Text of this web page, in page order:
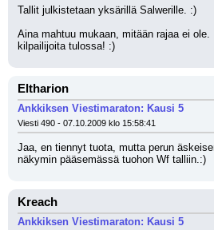
Tallit julkistetaan yksärillä Salwerille. :)
Aina mahtuu mukaan, mitään rajaa ei
kilpailijoita tulossa! :)
Eltharion
Ankkiksen Viestimaraton: Kausi 5
Viesti 490 - 07.10.2009 klo 15:58:41
Jaa, en tiennyt tuota, mutta perun
näkymin pääsemässä tuohon Wf talliin.:)
Kreach
Ankkiksen Viestimaraton: Kausi 5